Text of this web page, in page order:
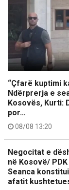
“Çfarë kuptimi
Ndërprerja e
Kosovës, Kurti:
por…
08/08 13:20
Negocitat e
në Kosovë/
Seanca
afatit